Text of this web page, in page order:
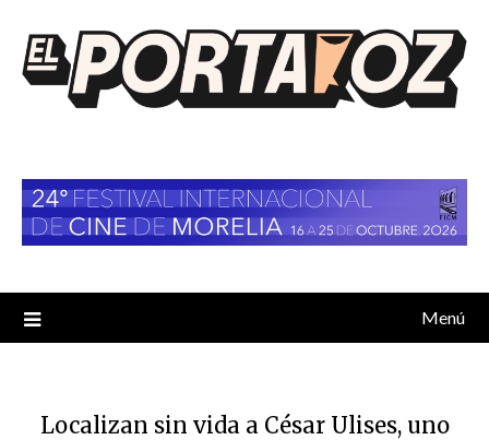
contenido
Menú
Localizan sin vida a César Ulises, uno